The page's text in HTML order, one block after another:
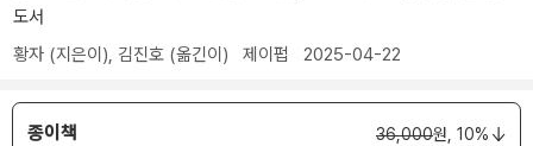
도서
황자 (지은이), 김진호 (옮긴이) 제이펍 2025-04-22
종이책 36,000원, 10%